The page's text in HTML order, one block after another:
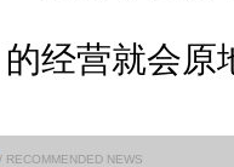
的经营就会原
/ RECOMMENDED NEWS